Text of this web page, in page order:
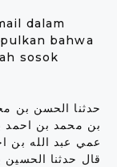
dalam
bahwa
sosok
حدثنا الحسن بن
بن محمد بن احمد
عمي عبد الله بن
قال حدثنا